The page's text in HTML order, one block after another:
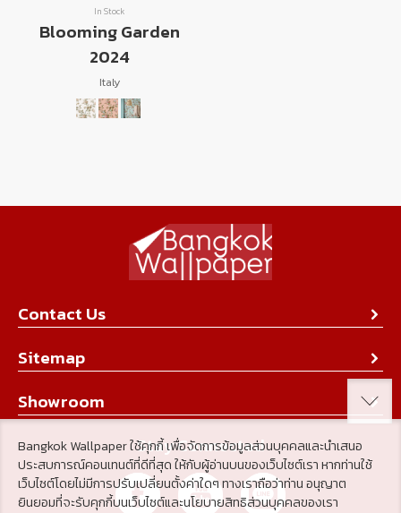
Bangkok Wallpaper ใช้คุกกี้ เพื่อจัดการข้อมูลส่วนบุคคลและนำเสนอ
ประสบการณ์คอนเทนต์ที่ดีที่สุด ให้กับผู้อ่านบนของเว็บไซต์เรา หากท่านใช้
เว็บไซต์โดยไม่มีการปรับเปลี่ยนตั้งค่าใดๆ ทางเราถือว่าท่าน อนุญาต
ยินยอมที่จะรับคุกกี้บนเว็บไซต์และนโยบายสิทธิส่วนบุคคลของเรา
In Stock
Blooming Garden
2024
Italy
Contact Us
About Us
Contact Us
Achievement
Sitemap
Collection
Product
Tips & Tricks
About Us
Achievement
Showroom
Stay Connected